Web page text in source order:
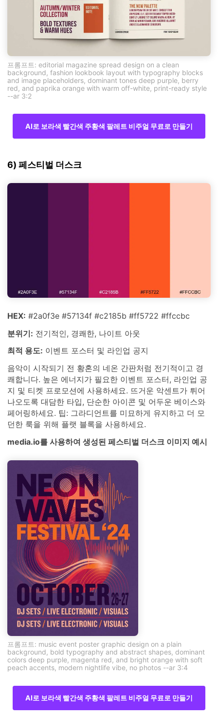
프롬프트: editorial magazine spread design on a clean
background, fashion lookbook layout with typography blocks
and image placeholders, dominant tones deep purple, berry
red, and paprika orange with warm off-white, print-ready style
--ar 3:2
AI로 보라색 빨간색 주황색 팔레트 비주얼 무료로 만들기
6) 페스티벌 더스크
HEX: #2a0f3e #57134f #c2185b #ff5722 #ffccbc
분위기: 전기적인, 경쾌한, 나이트 아웃
최적 용도: 이벤트 포스터 및 라인업 공지
음악이 시작되기 전 황혼의 네온 간판처럼 전기적이고 경
쾌합니다. 높은 에너지가 필요한 이벤트 포스터, 라인업 공
지 및 티켓 프로모션에 사용하세요. 뜨거운 악센트가 튀어
나오도록 대담한 타입, 단순한 아이콘 및 어두운 베이스와
페어링하세요. 팁: 그라디언트를 미묘하게 유지하고 더 모
던한 룩을 위해 플랫 블록을 사용하세요.
media.io를 사용하여 생성된 페스티벌 더스크 이미지 예시
프롬프트: music event poster graphic design on a plain
background, bold typography and abstract shapes, dominant
colors deep purple, magenta red, and bright orange with soft
peach accents, modern nightlife vibe, no photos --ar 3:4
AI로 보라색 빨간색 주황색 팔레트 비주얼 무료로 만들기